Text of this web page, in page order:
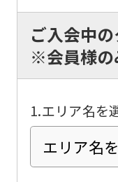
ご入会中
※会員様の
1.エリア名を